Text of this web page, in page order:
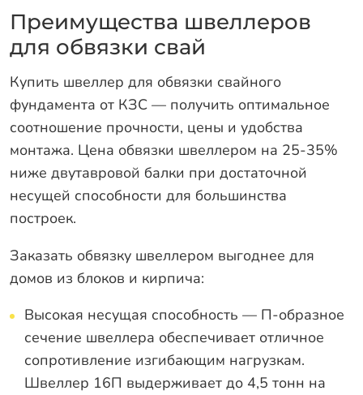
Преимущества швеллеров
для обвязки свай
Купить швеллер для обвязки свайного
фундамента от КЗС — получить оптимальное
соотношение прочности, цены и удобства
монтажа. Цена обвязки швеллером на 25-35%
ниже двутавровой балки при достаточной
несущей способности для большинства
построек.
Заказать обвязку швеллером выгоднее для
домов из блоков и кирпича:
Высокая несущая способность — П-образное
сечение швеллера обеспечивает отличное
сопротивление изгибающим нагрузкам.
Швеллер 16П выдерживает до 4,5 тонн на